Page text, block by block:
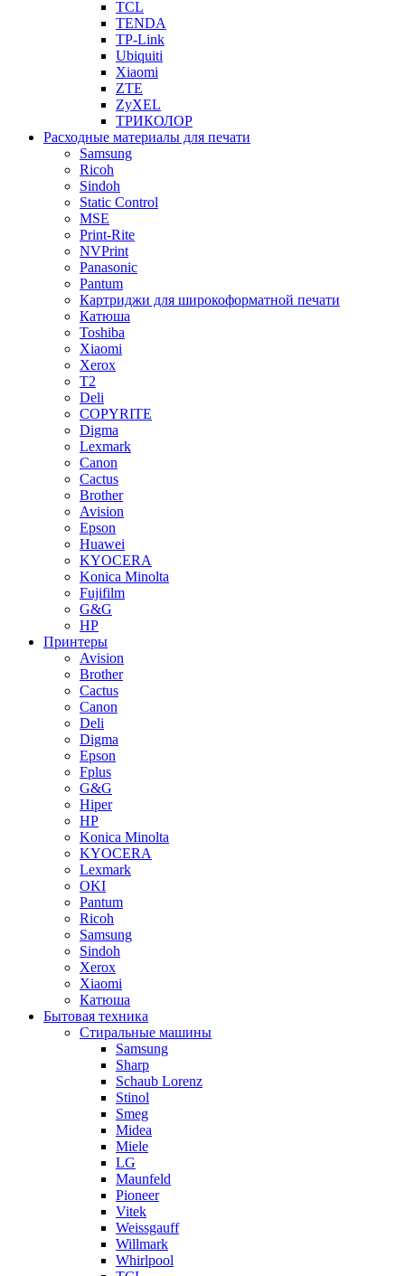
TCL
TENDA
TP-Link
Ubiquiti
Xiaomi
ZTE
ZyXEL
ТРИКОЛОР
Расходные материалы для печати
Samsung
Ricoh
Sindoh
Static Control
MSE
Print-Rite
NVPrint
Panasonic
Pantum
Картриджи для широкоформатной печати
Катюша
Toshiba
Xiaomi
Xerox
T2
Deli
COPYRITE
Digma
Lexmark
Canon
Cactus
Brother
Avision
Epson
Huawei
KYOCERA
Konica Minolta
Fujifilm
G&G
HP
Принтеры
Avision
Brother
Cactus
Canon
Deli
Digma
Epson
Fplus
G&G
Hiper
HP
Konica Minolta
KYOCERA
Lexmark
OKI
Pantum
Ricoh
Samsung
Sindoh
Xerox
Xiaomi
Катюша
Бытовая техника
Стиральные машины
Samsung
Sharp
Schaub Lorenz
Stinol
Smeg
Midea
Miele
LG
Maunfeld
Pioneer
Vitek
Weissgauff
Willmark
Whirlpool